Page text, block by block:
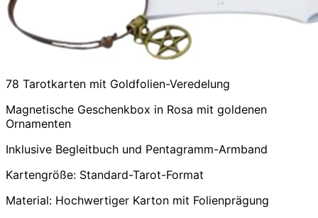
78 Tarotkarten mit Goldfolien-Veredelung
Magnetische Geschenkbox in Rosa mit goldenen
Ornamenten
Inklusive Begleitbuch und Pentagramm-Armband
Kartengröße: Standard-Tarot-Format
Material: Hochwertiger Karton mit Folienprägung